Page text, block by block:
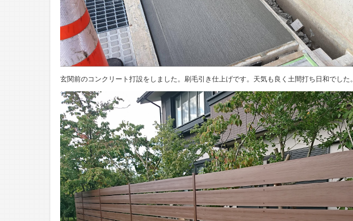
玄関前のコンクリート打設をしました。刷毛引き仕上げです。天気も良く土間打ち日和でした。